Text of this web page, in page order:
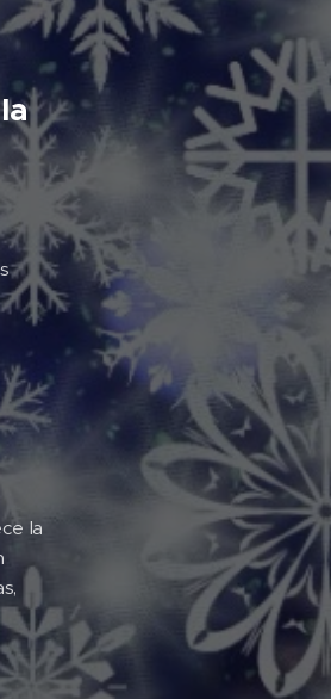
la